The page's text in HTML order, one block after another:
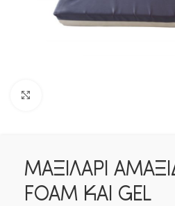
ΜΑΞΙΛΑΡΙ
FOAM ΚΑΙ GEL